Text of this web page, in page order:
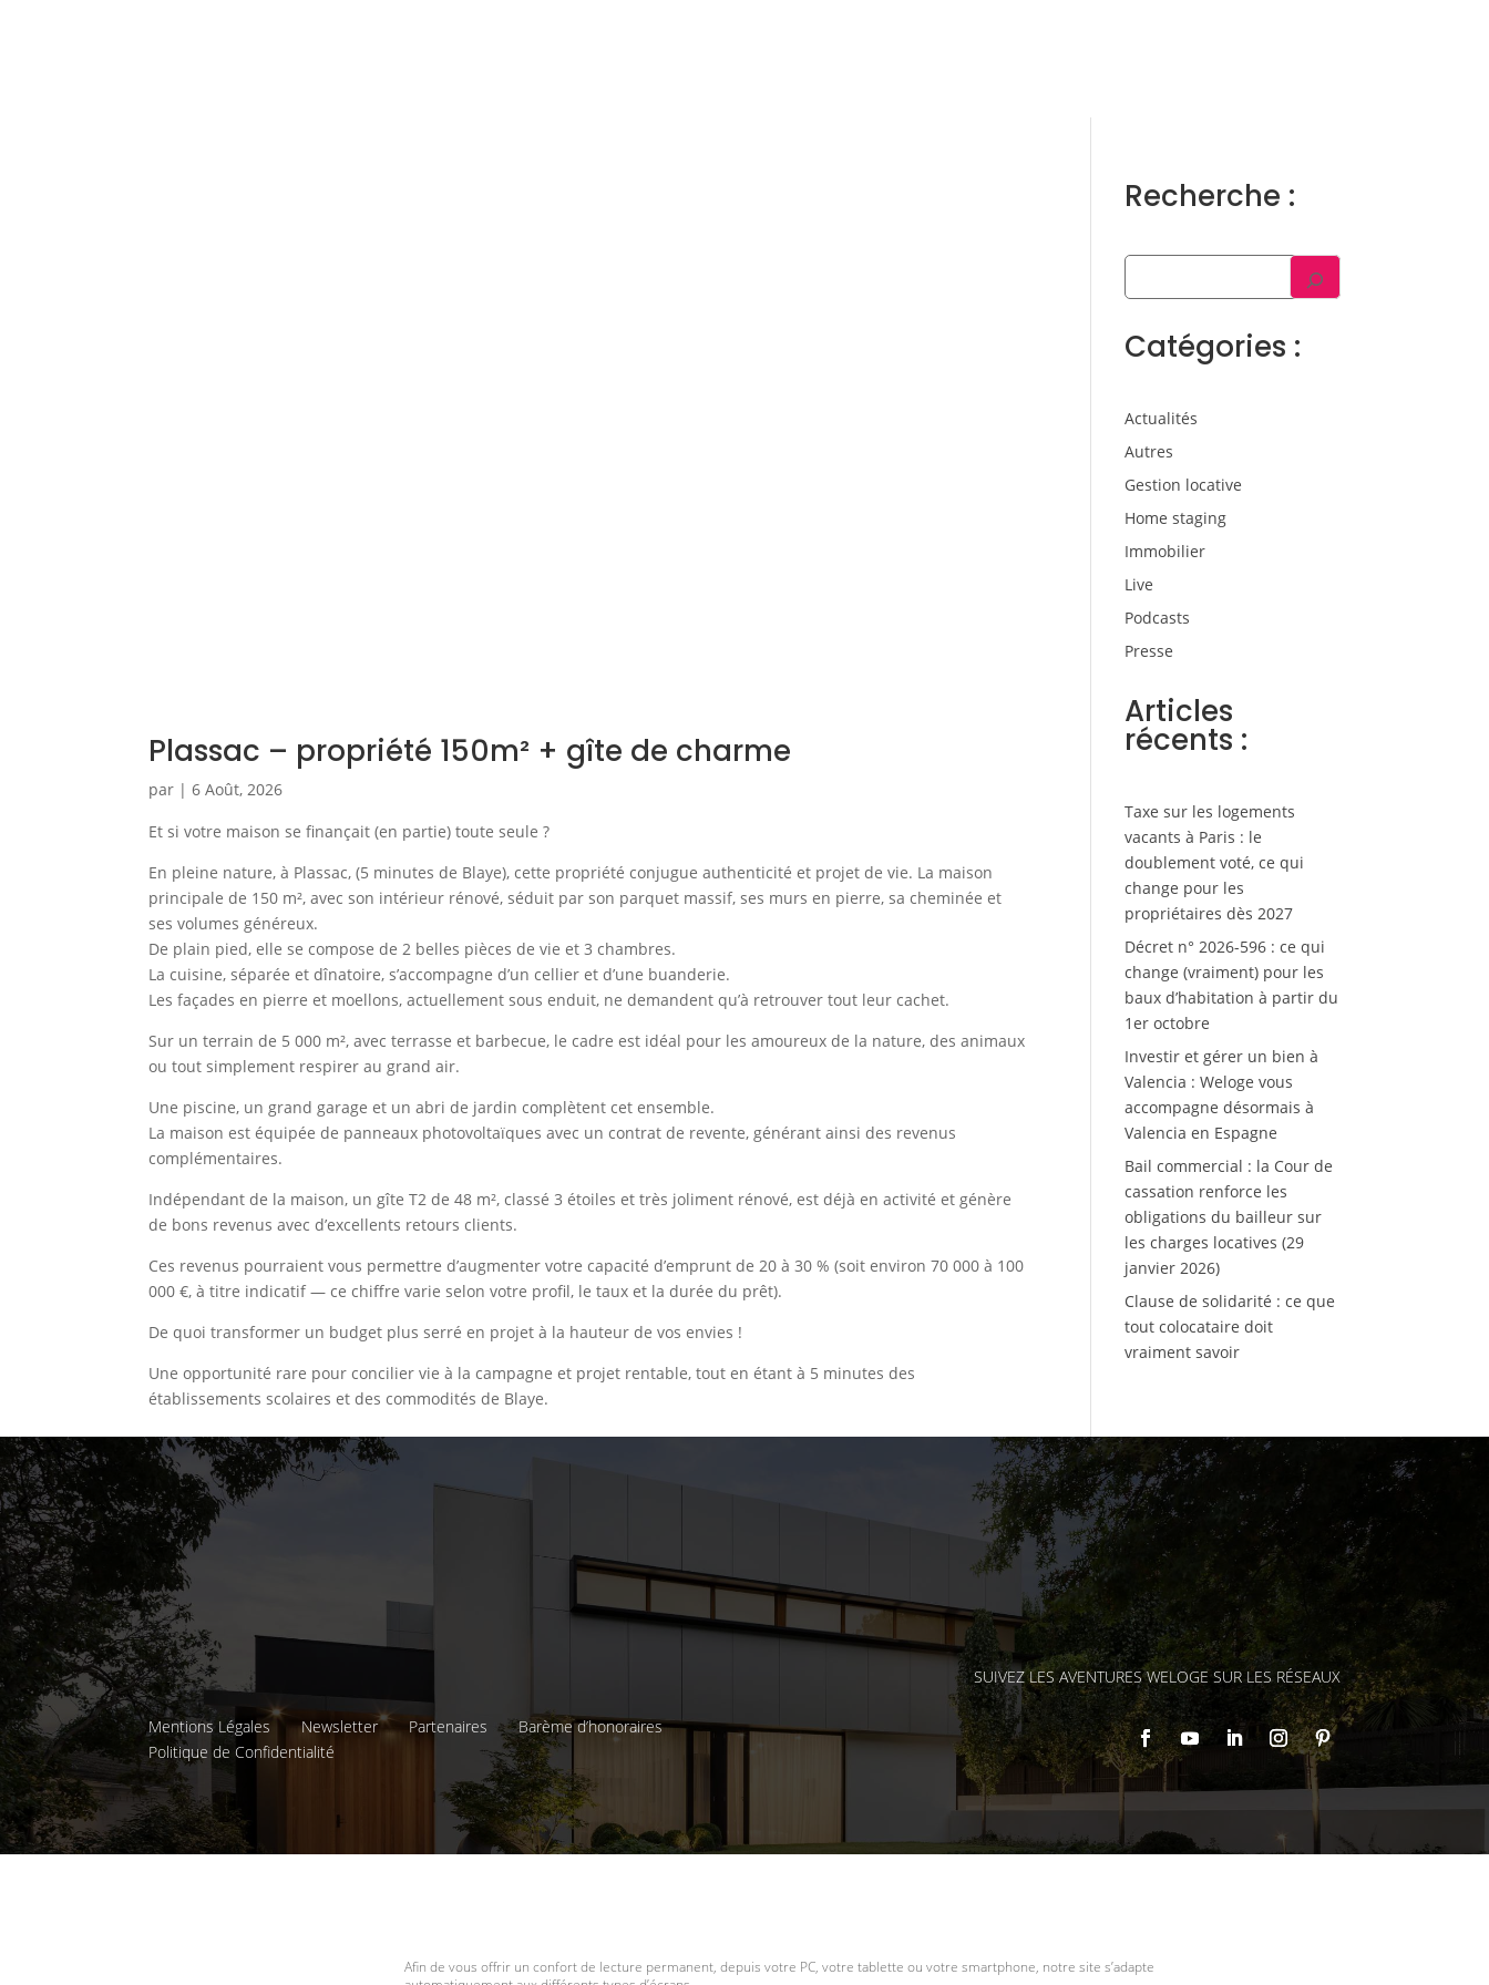
Plassac – propriété 150m² + gîte de charme
par |6 Août, 2026
Et si votre maison se finançait (en partie) toute seule ?
En pleine nature, à Plassac, (5 minutes de Blaye), cette propriété conjugue authenticité et projet de vie. La maison
principale de 150 m², avec son intérieur rénové, séduit par son parquet massif, ses murs en pierre, sa cheminée et
ses volumes généreux.
De plain pied, elle se compose de 2 belles pièces de vie et 3 chambres.
La cuisine, séparée et dînatoire, s’accompagne d’un cellier et d’une buanderie.
Les façades en pierre et moellons, actuellement sous enduit, ne demandent qu’à retrouver tout leur cachet.
Sur un terrain de 5 000 m², avec terrasse et barbecue, le cadre est idéal pour les amoureux de la nature, des animaux
ou tout simplement respirer au grand air.
Une piscine, un grand garage et un abri de jardin complètent cet ensemble.
La maison est équipée de panneaux photovoltaïques avec un contrat de revente, générant ainsi des revenus
complémentaires.
Indépendant de la maison, un gîte T2 de 48 m², classé 3 étoiles et très joliment rénové, est déjà en activité et génère
de bons revenus avec d’excellents retours clients.
Ces revenus pourraient vous permettre d’augmenter votre capacité d’emprunt de 20 à 30 % (soit environ 70 000 à 100
000 €, à titre indicatif — ce chiffre varie selon votre profil, le taux et la durée du prêt).
De quoi transformer un budget plus serré en projet à la hauteur de vos envies !
Une opportunité rare pour concilier vie à la campagne et projet rentable, tout en étant à 5 minutes des
établissements scolaires et des commodités de Blaye.
Recherche :
Catégories :
Actualités
Autres
Gestion locative
Home staging
Immobilier
Live
Podcasts
Presse
Articles
récents :
Taxe sur les logements
vacants à Paris : le
doublement voté, ce qui
change pour les
propriétaires dès 2027
Décret n° 2026-596 : ce qui
change (vraiment) pour les
baux d’habitation à partir du
1er octobre
Investir et gérer un bien à
Valencia : Weloge vous
accompagne désormais à
Valencia en Espagne
Bail commercial : la Cour de
cassation renforce les
obligations du bailleur sur
les charges locatives (29
janvier 2026)
Clause de solidarité : ce que
tout colocataire doit
vraiment savoir
Mentions Légales Newsletter Partenaires
Barème d’honoraires
Politique de Confidentialité
SUIVEZ LES AVENTURES WELOGE SUR LES RÉSEAUX
Afin de vous offrir un confort de lecture permanent, depuis votre PC, votre tablette ou votre smartphone, notre site s’adapte